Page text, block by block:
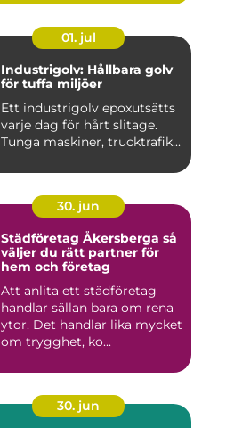
01. jul
Industrigolv: Hållbara golv
för tuffa miljöer
Ett industrigolv epoxutsätts
varje dag för hårt slitage.
Tunga maskiner, trucktrafik...
30. jun
Städföretag Åkersberga så
väljer du rätt partner för
hem och företag
Att anlita ett städföretag
handlar sällan bara om rena
ytor. Det handlar lika mycket
om trygghet, ko...
30. jun